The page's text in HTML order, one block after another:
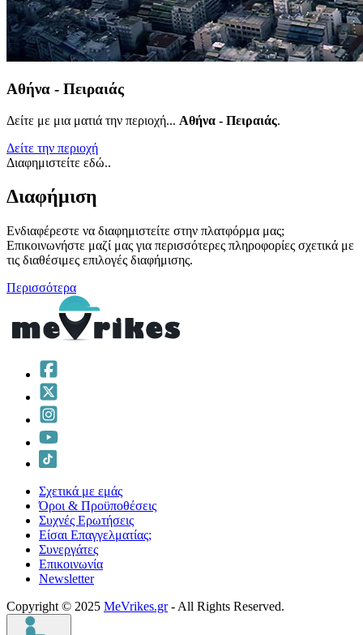
Αθήνα - Πειραιάς
Δείτε με μια ματιά την περιοχή... Αθήνα - Πειραιάς.
Δείτε την περιοχή
Διαφημιστείτε εδώ..
Διαφήμιση
Ενδιαφέρεστε να διαφημιστείτε στην πλατφόρμα μας;
Επικοινωνήστε μαζί μας για περισσότερες πληροφορίες σχετικά με
τις διαθέσιμες επιλογές διαφήμισης.
Περισσότερα
Σχετικά με εμάς
Όροι & Προϋποθέσεις
Συχνές Ερωτήσεις
Είσαι Επαγγελματίας;
Συνεργάτες
Επικοινωνία
Νewsletter
Copyright © 2025 MeVrikes.gr- All Rights Reserved.